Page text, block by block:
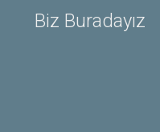
Belgeleri
Biz Buradayız